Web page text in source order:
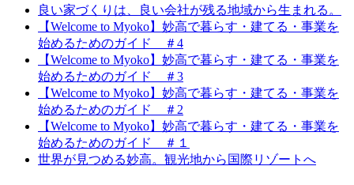
良い家づくりは、良い会社が残る地域から生まれる。
【Welcome to Myoko】妙高で暮らす・建てる・事業を
始めるためのガイド ＃4
【Welcome to Myoko】妙高で暮らす・建てる・事業を
始めるためのガイド ＃3
【Welcome to Myoko】妙高で暮らす・建てる・事業を
始めるためのガイド ＃2
【Welcome to Myoko】妙高で暮らす・建てる・事業を
始めるためのガイド ＃１
世界が見つめる妙高。観光地から国際リゾートへ